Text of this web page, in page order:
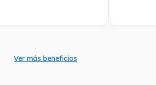
Ver más beneficios